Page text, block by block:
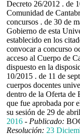
Decreto 26/2012 . de
Comunidad de
concursos . de 30 de
Gobierno de esta
establecido en los
convocar a concurso
acceso al Cuerpo de
dispuesto en la
10/2015 . de 11 de
cuerpos docentes
dentro de la Oferta de
que fue aprobada por
su sesión de 29 de
2016 - Publicado:
Resolución: 23